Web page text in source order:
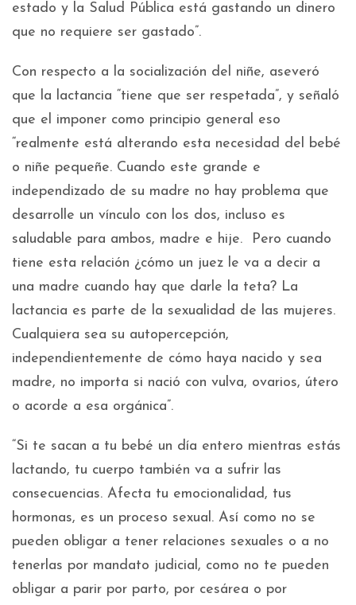
estado y la Salud Pública está gastando un dinero
que no requiere ser gastado”.
Con respecto a la socialización del niñe, aseveró
que la lactancia “tiene que ser respetada”, y señaló
que el imponer como principio general eso
“realmente está alterando esta necesidad del bebé
o niñe pequeñe. Cuando este grande e
independizado de su madre no hay problema que
desarrolle un vínculo con los dos, incluso es
saludable para ambos, madre e hije. Pero cuando
tiene esta relación ¿cómo un juez le va a decir a
una madre cuando hay que darle la teta? La
lactancia es parte de la sexualidad de las mujeres.
Cualquiera sea su autopercepción,
independientemente de cómo haya nacido y sea
madre, no importa si nació con vulva, ovarios, útero
o acorde a esa orgánica”.
“Si te sacan a tu bebé un día entero mientras estás
lactando, tu cuerpo también va a sufrir las
consecuencias. Afecta tu emocionalidad, tus
hormonas, es un proceso sexual. Así como no se
pueden obligar a tener relaciones sexuales o a no
tenerlas por mandato judicial, como no te pueden
obligar a parir por parto, por cesárea o por